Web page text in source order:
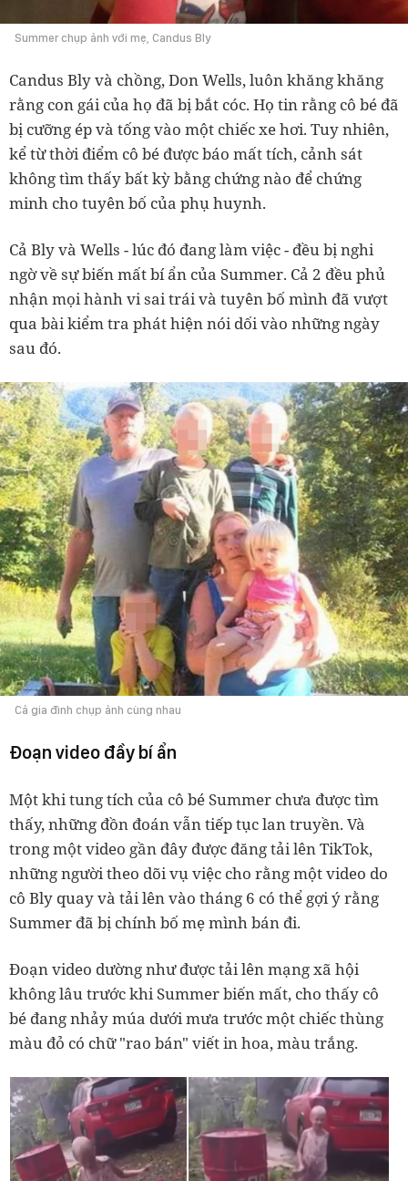
Summer chụp ảnh với mẹ, Candus Bly
Candus Bly và chồng, Don Wells, luôn khăng khăng
rằng con gái của họ đã bị bắt cóc. Họ tin rằng cô bé đã
bị cưỡng ép và tống vào một chiếc xe hơi. Tuy nhiên,
kể từ thời điểm cô bé được báo mất tích, cảnh sát
không tìm thấy bất kỳ bằng chứng nào để chứng
minh cho tuyên bố của phụ huynh.
Cả Bly và Wells - lúc đó đang làm việc - đều bị nghi
ngờ về sự biến mất bí ẩn của Summer. Cả 2 đều phủ
nhận mọi hành vi sai trái và tuyên bố mình đã vượt
qua bài kiểm tra phát hiện nói dối vào những ngày
sau đó.
Cả gia đình chụp ảnh cùng nhau
Đoạn video đầy bí ẩn
Một khi tung tích của cô bé Summer chưa được tìm
thấy, những đồn đoán vẫn tiếp tục lan truyền. Và
trong một video gần đây được đăng tải lên TikTok,
những người theo dõi vụ việc cho rằng một video do
cô Bly quay và tải lên vào tháng 6 có thể gợi ý rằng
Summer đã bị chính bố mẹ mình bán đi.
Đoạn video dường như được tải lên mạng xã hội
không lâu trước khi Summer biến mất, cho thấy cô
bé đang nhảy múa dưới mưa trước một chiếc thùng
màu đỏ có chữ "rao bán" viết in hoa, màu trắng.